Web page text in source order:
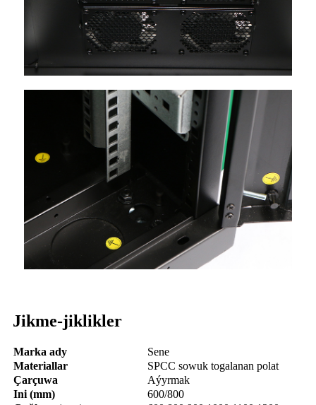
Jikme-jiklikler
Marka ady
Sene
Materiallar
SPCC sowuk togalanan polat
Çarçuwa
Aýyrmak
Ini (mm)
600/800